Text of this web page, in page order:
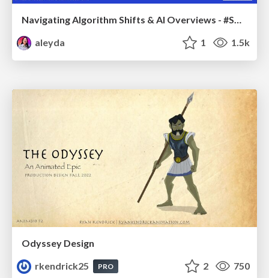
Navigating Algorithm Shifts & AI Overviews - #SMXNext
aleyda
1 1.5k
Odyssey Design
rkendrick25
PRO 2 750